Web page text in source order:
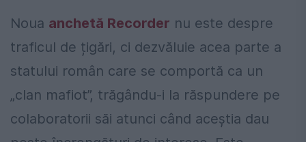
Noua anchetă Recorder nu este despre
traficul de țigări, ci dezvăluie acea parte a
statului român care se comportă ca un
„clan mafiot”, trăgându-i la răspundere pe
colaboratorii săi atunci când aceștia dau